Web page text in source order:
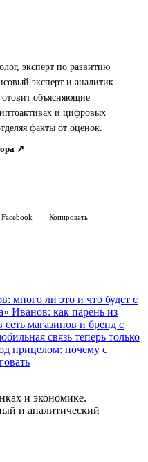
эксперт по развитию
эксперт и аналитик.
объясняющие
и цифровых
факты от оценок.
↗
Facebook Копировать
много ли это и что будет с
Иванов: как парень из
магазинов и бренд с
связь теперь только
прицелом: почему с
и экономике.
и аналитический